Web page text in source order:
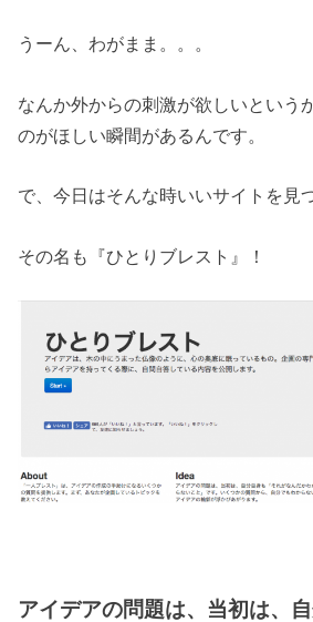
うーん、わがまま。。。
なんか外からの刺激が欲しいという
のがほしい瞬間があるんです。
で、今日はそんな時いいサイトを見
その名も『ひとりブレスト』！
アイデアの問題は、当初は、